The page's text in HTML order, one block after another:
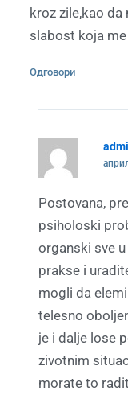
kroz zile,kao
slabost koja
Одговори
Postovana,
psiholoski
organski sve
prakse i
mogli da
telesno
je i dalje lose
zivotnim
morate to